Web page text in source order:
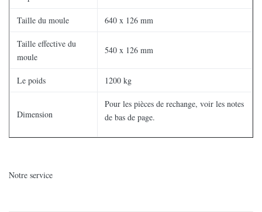
Taille du moule 640 x 126 mm
Taille effective du
moule
540 x 126 mm
Le poids 1200 kg
Dimension
Pour les pièces de rechange, voir les notes
de bas de page.
Notre service